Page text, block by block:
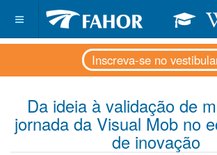
Inscreva-se no
Da ideia à validação de
jornada da Visual Mob no
de inovação